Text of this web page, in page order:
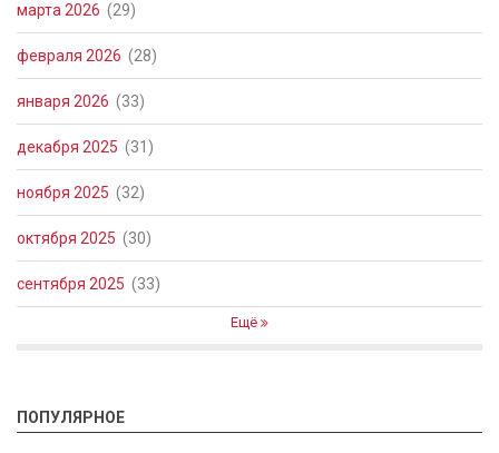
марта 2026 (29)
февраля 2026 (28)
января 2026 (33)
декабря 2025 (31)
ноября 2025 (32)
октября 2025 (30)
сентября 2025 (33)
Ещё
ПОПУЛЯРНОЕ